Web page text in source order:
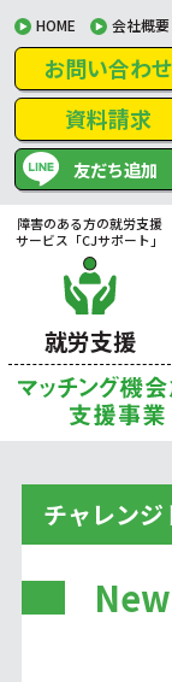
HOME 会社概要
お問い合わせ
資料請求
友だち追加
障害のある方の就労支援
サービス「CJサポート」
就労支援
チャレン